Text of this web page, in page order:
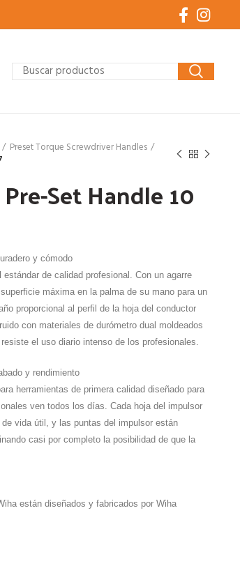
Preset Torque Screwdriver Handles
Set Handle 10
y cómodo
de calidad profesional. Con un agarre
máxima en la palma de su mano para un
proporcional al perfil de la hoja del conductor
con materiales de durómetro dual moldeados
el uso diario intenso de los profesionales.
y rendimiento
herramientas de primera calidad diseñado para
ven todos los días. Cada hoja del impulsor
vida útil, y las puntas del impulsor están
casi por completo la posibilidad de que la
están diseñados y fabricados por Wiha